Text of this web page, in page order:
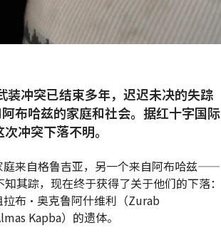
装冲突已结束多年，迟迟未决的失踪
布哈兹的家庭和社会。据红十字国际
冲突下落不明。
来自格鲁吉亚，另一个来自阿布哈兹——
其踪，现在终于获得了关于他们的下落：
拉布·奥克鲁阿什维利（Zurab
Kapba）的遗体。